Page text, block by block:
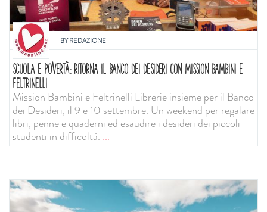
BYREDAZIONE
SCUOLA E POVERTÀ: RITORNA IL BANCO DEI DESIDERI CON MISSION BAMBINI E
FELTRINELLI
Mission Bambini e Feltrinelli Librerie insieme per il Banco
dei Desideri, il 9 e 10 settembre. Un weekend per regalare
libri, penne e quaderni ed esaudire i desideri dei piccoli
studenti in difficoltà....